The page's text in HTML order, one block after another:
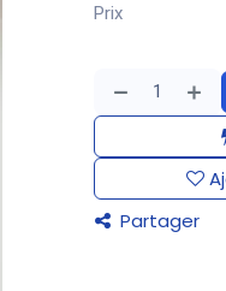
Partager
Prix